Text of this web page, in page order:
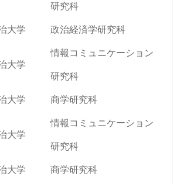
研究科
大学 政治経済学研究科
大学
情報コミュニケーション
研究科
大学 商学研究科
大学
情報コミュニケーション
研究科
大学 商学研究科